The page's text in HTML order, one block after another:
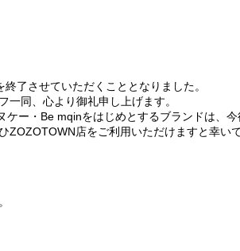
了させていただくこととなりました。
同、心より御礼申し上げます。
ー・Be mqinをはじめとするブランドは、
店をご利用いただけますと幸いで